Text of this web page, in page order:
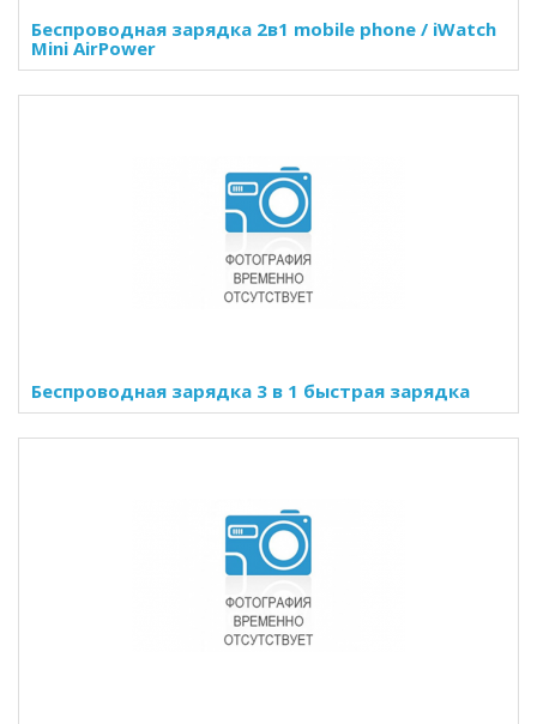
Беспроводная зарядка 2в1 mobile phone / iWatch
Mini AirPower
Беспроводная зарядка 3 в 1 быстрая зарядка